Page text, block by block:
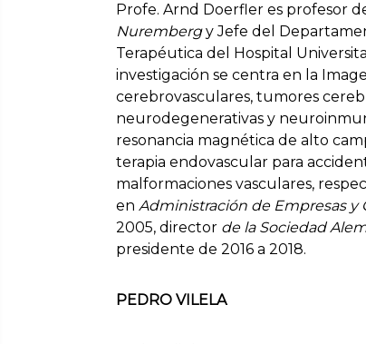
Profe. Arnd Doerfler es profesor
Nurembergy Jefe del
Terapéutica del Hospital
investigación se centra en la
cerebrovasculares, tumores
neurodegenerativas y
resonancia magnética de alto
terapia endovascular para
malformaciones vasculares,
en Administración de Empresas y
2005, director de la Sociedad
presidente de 2016 a 2018.
PEDRO VILELA